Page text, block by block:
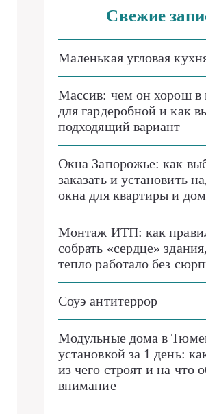
Свежие
Маленькая угловая
Массив: чем он хорош в
для гардеробной и как
подходящий вариант
Окна Запорожье: как
заказать и установить
окна для квартиры и
Монтаж ИТП: как
собрать «сердце»
тепло работало без
Соуэ антитеррор
Модульные дома в
установкой за 1 день:
из чего строят и на что
внимание